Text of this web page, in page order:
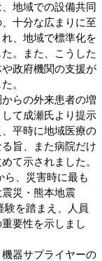
地域での設備共同
十分な広まりに至
、地域で標準化を
。また、こうした
政府機関の支援が
。
からの外来患者の増
て成瀬氏より提示
平時に地域医療の
旨、また病院だけ
て示されました。
ら、災害時に最も
災・熊本地震
験を踏まえ、人員
要性を示しまし
機器サプライヤーの